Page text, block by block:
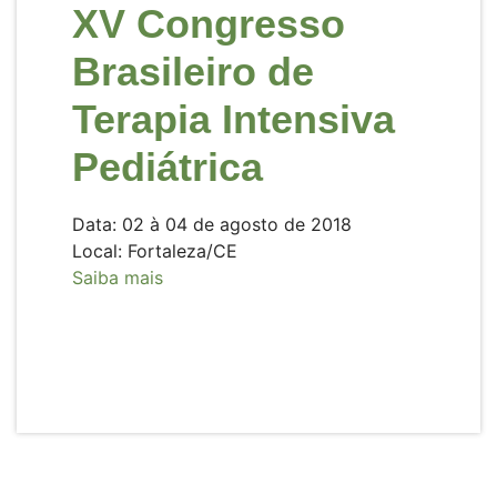
XV Congresso
Brasileiro de
Terapia Intensiva
Pediátrica
Data: 02 à 04 de agosto de 2018
Local: Fortaleza/CE
Saiba mais